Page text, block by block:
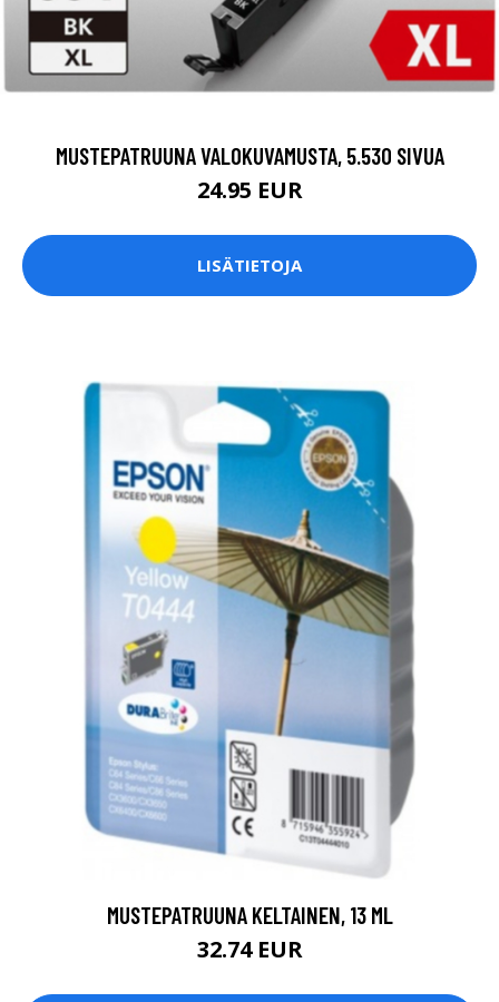
MUSTEPATRUUNA VALOKUVAMUSTA, 5.530 SIVUA
24.95 EUR
LISÄTIETOJA
MUSTEPATRUUNA KELTAINEN, 13 ML
32.74 EUR